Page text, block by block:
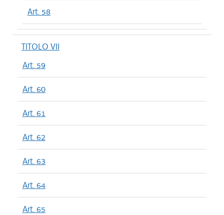
Art. 58
TITOLO VII
Art. 59
Art. 60
Art. 61
Art. 62
Art. 63
Art. 64
Art. 65